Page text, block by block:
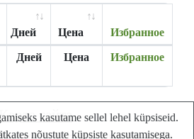
Дней Цена Избранное
Дней Цена Избранное
сайта
kasutame sellel lehel küpsiseid.
nõustute küpsiste kasutamisega.